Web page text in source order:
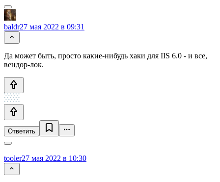
baldr27 мая 2022 в 09:31
Да может быть, просто какие-нибудь хаки для IIS 6.0 - и все,
вендор-лок.
Ответить
tooler27 мая 2022 в 10:30